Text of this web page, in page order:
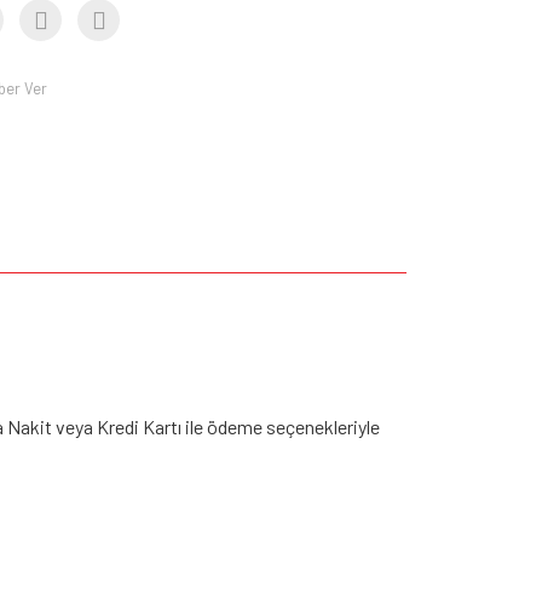
Ver
Nakit veya Kredi Kartı ile ödeme seçenekleriyle